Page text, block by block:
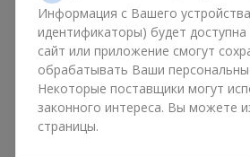
Информация с Вашего
идентификаторы) будет
сайт или приложение смогут
обрабатывать Ваши
Некоторые поставщики могут
законного интереса. Вы можете
страницы.